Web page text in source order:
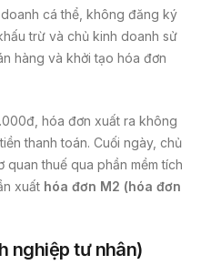
cá thể, không đăng ký
trừ và chủ kinh doanh sử
hàng và khởi tạo hóa đơn
hóa đơn xuất ra không
thanh toán. Cuối ngày, chủ
thuế qua phần mềm tích
xuất hóa đơn M2 (hóa đơn
nghiệp tư nhân)